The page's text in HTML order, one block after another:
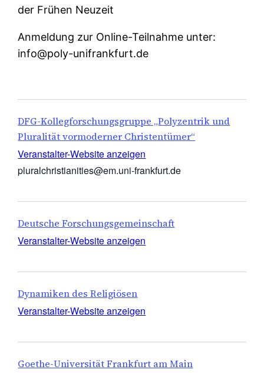
der Frühen Neuzeit
Anmeldung zur Online-Teilnahme unter:
info@poly-unifrankfurt.de
DFG-Kollegforschungsgruppe „Polyzentrik und
Pluralität vormoderner Christentümer“
Veranstalter-Website anzeigen
pluralchristianities@em.uni-frankfurt.de
Deutsche Forschungsgemeinschaft
Veranstalter-Website anzeigen
Dynamiken des Religiösen
Veranstalter-Website anzeigen
Goethe-Universität Frankfurt am Main